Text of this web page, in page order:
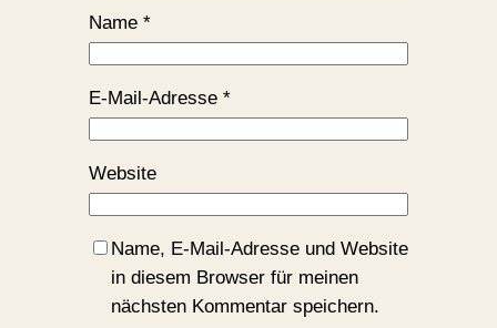
Name *
E-Mail-Adresse *
Website
Name, E-Mail-Adresse und Website
in diesem Browser für meinen
nächsten Kommentar speichern.